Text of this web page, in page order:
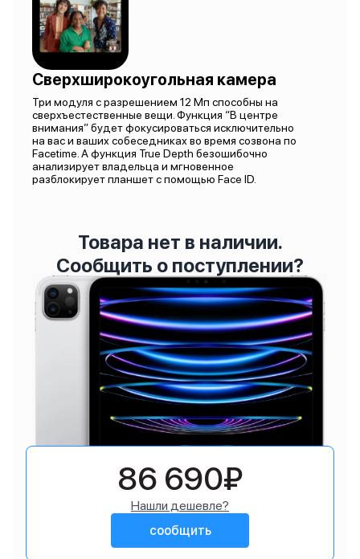
Сверхширокоугольная камера
Три модуля с разрешением 12 Мп способны на
сверхъестественные вещи. Функция “В центре
внимания” будет фокусироваться исключительно
на вас и ваших собеседниках во время созвона по
Facetime. А функция True Depth безошибочно
анализирует владельца и мгновенное
разблокирует планшет с помощью Face ID.
Товара нет в наличии.
Сообщить о поступлении?
86 690₽
Нашли дешевле?
сообщить